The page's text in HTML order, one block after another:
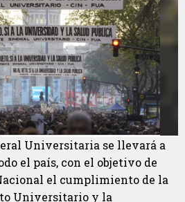
Universitaria se llevará a
el país, con el objetivo de
el cumplimiento de la
Universitario y la